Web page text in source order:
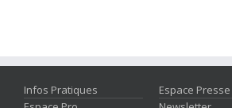
Infos Pratiques
Espace Presse